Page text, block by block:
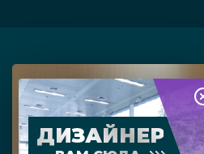
ДИЗАЙНЕР